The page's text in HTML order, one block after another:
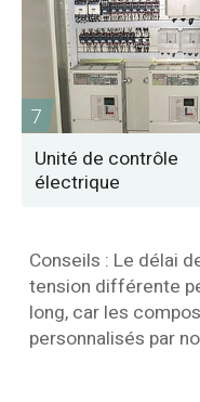
7
Unité de contrôle
électrique
Conseils : Le délai
tension différente
long, car les
personnalisés par